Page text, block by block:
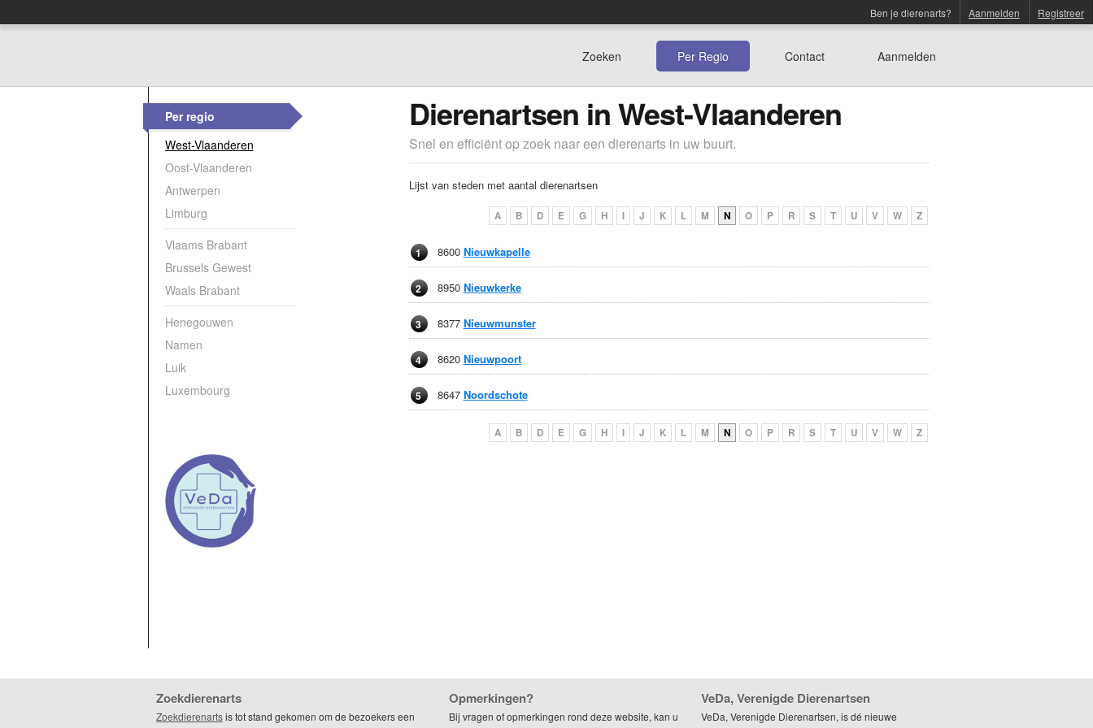
Aanmelden Registreer
Ben je dierenarts?
Zoeken Per Regio Contact Aanmelden
Per regio
West-Vlaanderen
Oost-Vlaanderen
Antwerpen
Limburg
Vlaams Brabant
Brussels Gewest
Waals Brabant
Henegouwen
Namen
Luik
Luxembourg
Dierenartsen in West-Vlaanderen
Snel en efficiënt op zoek naar een dierenarts in uw buurt.
Lijst van steden met aantal dierenartsen
A B D E G H I J K L M N O P R S T U V W Z
1 8600 Nieuwkapelle
2 8950 Nieuwkerke
3 8377 Nieuwmunster
4 8620 Nieuwpoort
5 8647 Noordschote
A B D E G H I J K L M N O P R S T U V W Z
Zoekdierenarts
Zoekdierenartsis tot stand gekomen om de bezoekers een
Opmerkingen?
Bij vragen of opmerkingen rond deze website, kan u
VeDa, Verenigde Dierenartsen
VeDa, Verenigde Dierenartsen, is dé nieuwe